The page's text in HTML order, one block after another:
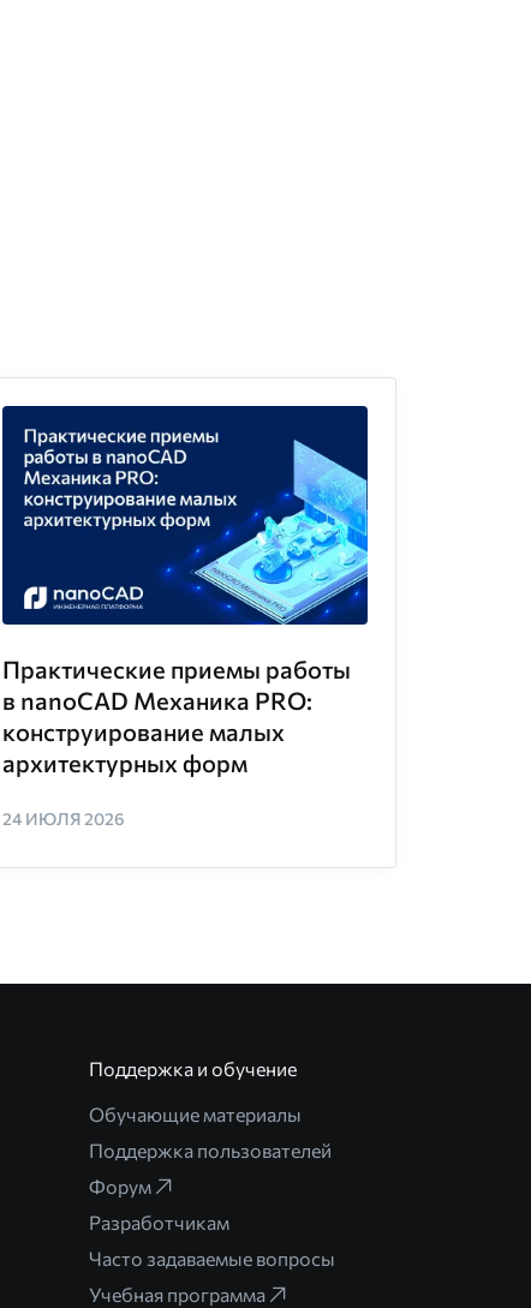
Практические приемы работы
в nanoCAD Механика PRO:
конструирование малых
архитектурных форм
24 ИЮЛЯ 2026
Поддержка и обучение
Обучающие материалы
Поддержка пользователей
Форум
Разработчикам
Часто задаваемые вопросы
Учебная программа